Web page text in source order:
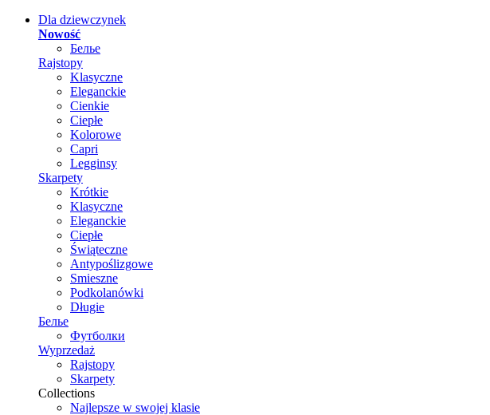
Dla dziewczynek
Nowość
Белье
Rajstopy
Klasyczne
Eleganckie
Cienkie
Ciepłe
Kolorowe
Capri
Legginsy
Skarpety
Krótkie
Klasyczne
Eleganckie
Ciepłe
Świąteczne
Antypoślizgowe
Smieszne
Podkolanówki
Długie
Белье
Футболки
Wyprzedaż
Rajstopy
Skarpety
Collections
Najlepsze w swojej klasie